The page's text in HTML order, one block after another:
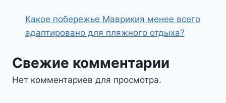
Какое побережье Маврикия менее всего
адаптировано для пляжного отдыха?
Свежие комментарии
Нет комментариев для просмотра.